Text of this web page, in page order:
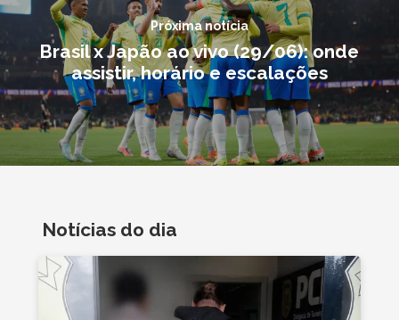
Próxima notícia
Brasil x Japão ao vivo (29/06): onde
assistir, horário e escalações
Notícias do dia